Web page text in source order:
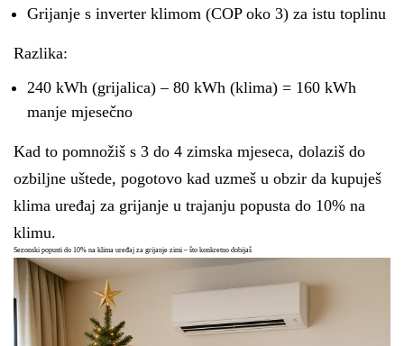
Grijanje s inverter klimom (COP oko 3) za istu toplinu
Razlika:
240 kWh (grijalica) – 80 kWh (klima) = 160 kWh
manje mjesečno
Kad to pomnožiš s 3 do 4 zimska mjeseca, dolaziš do
ozbiljne uštede, pogotovo kad uzmeš u obzir da kupuješ
klima uređaj za grijanje u trajanju popusta do 10% na
klimu.
Sezonski popusti do 10% na klima uređaj za grijanje zimi – što konkretno dobijaš